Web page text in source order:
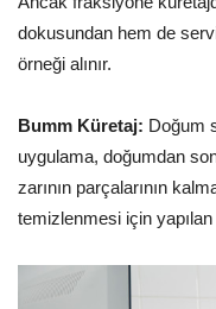
dokusundan hem de
örneği alınır.
Bumm Küretaj: Doğum
uygulama, doğumdan
zarının parçalarının
temizlenmesi için